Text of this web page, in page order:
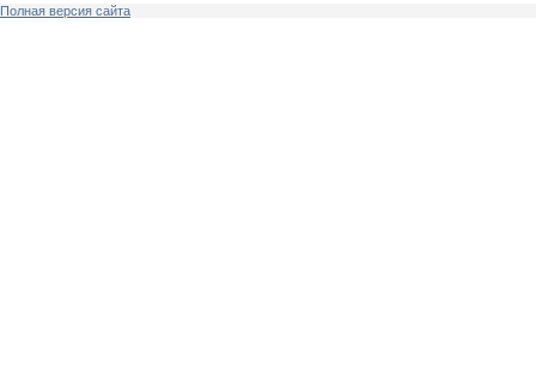
Полная версия сайта